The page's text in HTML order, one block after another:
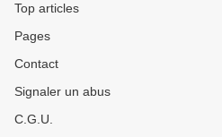
Top articles
Pages
Contact
Signaler un abus
C.G.U.